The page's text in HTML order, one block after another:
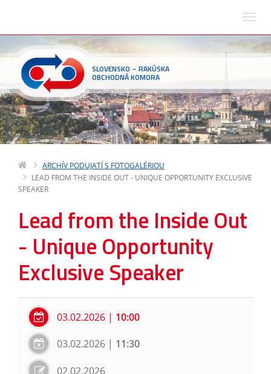
SLOVENSKO – RAKÚSKA
OBCHODNÁ KOMORA
ARCHÍV PODUJATÍ S FOTOGALÉRIOU
LEAD FROM THE INSIDE OUT - UNIQUE OPPORTUNITY EXCLUSIVE
SPEAKER
Lead from the Inside Out
- Unique Opportunity
Exclusive Speaker
03.02.2026 | 10:00
03.02.2026 | 11:30
02.02.2026